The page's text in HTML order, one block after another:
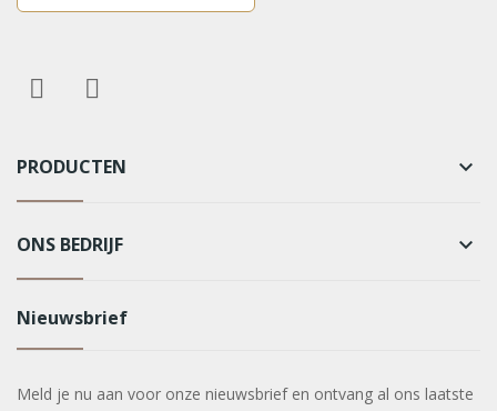
PRODUCTEN keyboard_arrow_down
ONS BEDRIJF keyboard_arrow_down
Nieuwsbrief
Meld je nu aan voor onze nieuwsbrief en ontvang al ons laatste